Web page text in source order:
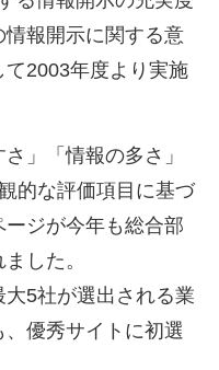
報開示に関する意
て2003年度より実施
」「情報の多さ」
的な評価項目に基づ
ジが今年も総合部
した。
大5社が選出される業
優秀サイトに初選